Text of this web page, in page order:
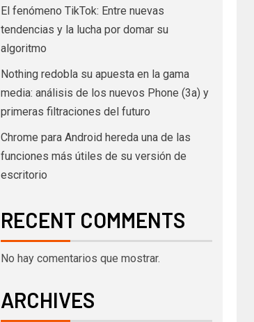
El fenómeno TikTok: Entre nuevas
tendencias y la lucha por domar su
algoritmo
Nothing redobla su apuesta en la gama
media: análisis de los nuevos Phone (3a) y
primeras filtraciones del futuro
Chrome para Android hereda una de las
funciones más útiles de su versión de
escritorio
RECENT COMMENTS
No hay comentarios que mostrar.
ARCHIVES